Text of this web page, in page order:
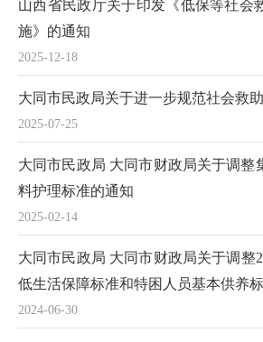
2025-12-18
山西省民政厅关于印发《低保等社会
施》的通知
2025-07-25
大同市民政局关于进一步规范社会救
2025-02-14
大同市民政局 大同市财政局关于调整
料护理标准的通知
2024-06-30
大同市民政局 大同市财政局关于调整
低生活保障标准和特困人员基本供养